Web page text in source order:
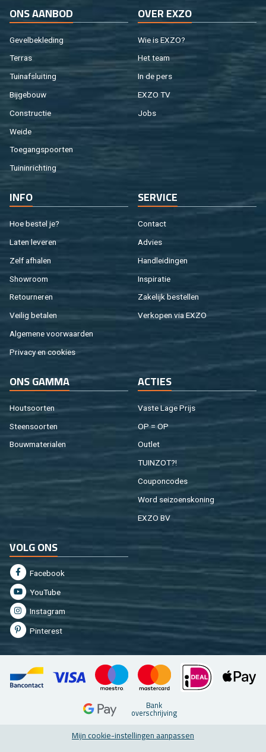
ONS AAN­BOD
Ge­vel­be­kle­ding
Ter­ras
Tuin­af­slui­ting
Bij­ge­bouw
Con­struc­tie
Weide
Toe­gangs­poor­ten
Tuin­in­rich­ting
OVER EXZO
Wie is EXZO?
Het team
In de pers
EXZO TV
Jobs
INFO
Hoe be­stel je?
Laten le­ve­ren
Zelf af­ha­len
Show­room
Re­tour­ne­ren
Vei­lig be­ta­len
Al­ge­me­ne voor­waar­den
Pri­va­cy en coo­kies
SER­VI­CE
Con­tact
Ad­vies
Hand­lei­din­gen
In­spi­ra­tie
Za­ke­lijk be­stel­len
Ver­ko­pen via EXZO
ONS GAMMA
Hout­soor­ten
Steen­soor­ten
Bouw­ma­te­ri­a­len
AC­TIES
Vaste Lage Prijs
OP = OP
Out­let
TUIN­ZOT?!
Cou­pon­co­des
Word sei­zoens­ko­ning
EXZO BV
VOLG ONS
Fa­cebook
You­Tu­be
In­st­agram
Pin­te­rest
Bank
over­schrij­ving
Mijn coo­kie-in­stel­lin­gen aan­pas­sen